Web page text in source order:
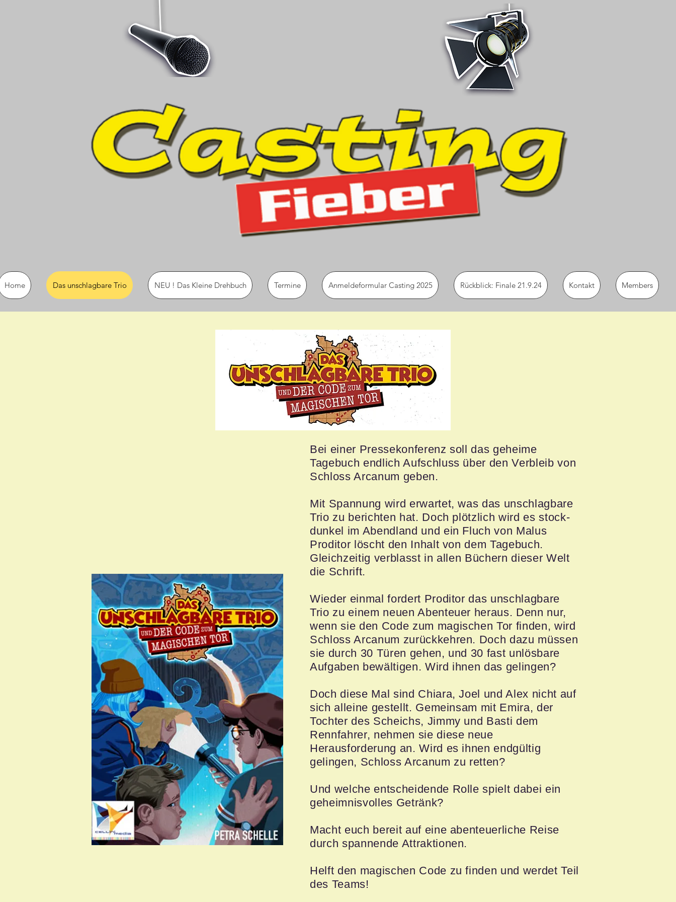
Home Das unschlagbare Trio NEU ! Das Kleine Drehbuch Termine Anmeldeformular Casting 2025 Rückblick: Finale 21.9.24 Kontakt Members
Bei einer Pressekonferenz soll das geheime
Tagebuch endlich Aufschluss über den Verbleib von
Schloss Arcanum geben.
Mit Spannung wird erwartet, was das unschlagbare
Trio zu berichten hat. Doch plötzlich wird es stock-
dunkel im Abendland und ein Fluch von Malus
Proditor löscht den Inhalt von dem Tagebuch.
Gleichzeitig verblasst in allen Büchern dieser Welt
die Schrift.
Wieder einmal fordert Proditor das unschlagbare
Trio zu einem neuen Abenteuer heraus. Denn nur,
wenn sie den Code zum magischen Tor finden, wird
Schloss Arcanum zurückkehren. Doch dazu müssen
sie durch 30 Türen gehen, und 30 fast unlösbare
Aufgaben bewältigen. Wird ihnen das gelingen?
Doch diese Mal sind Chiara, Joel und Alex nicht auf
sich alleine gestellt. Gemeinsam mit Emira, der
Tochter des Scheichs, Jimmy und Basti dem
Rennfahrer, nehmen sie diese neue
Herausforderung an. Wird es ihnen endgültig
gelingen, Schloss Arcanum zu retten?
Und welche entscheidende Rolle spielt dabei ein
geheimnisvolles Getränk?
Macht euch bereit auf eine abenteuerliche Reise
durch spannende Attraktionen.
Helft den magischen Code zu finden und werdet Teil
des Teams!